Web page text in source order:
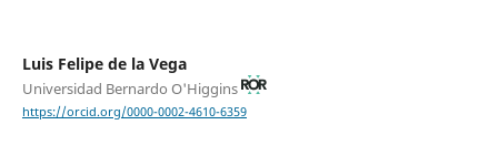
Luis Felipe de la Vega
Universidad Bernardo O'Higgins
https://orcid.org/0000-0002-4610-6359